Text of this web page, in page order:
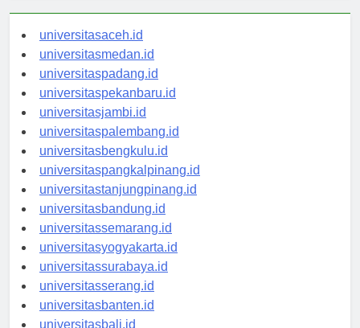
universitasaceh.id
universitasmedan.id
universitaspadang.id
universitaspekanbaru.id
universitasjambi.id
universitaspalembang.id
universitasbengkulu.id
universitaspangkalpinang.id
universitastanjungpinang.id
universitasbandung.id
universitassemarang.id
universitasyogyakarta.id
universitassurabaya.id
universitasserang.id
universitasbanten.id